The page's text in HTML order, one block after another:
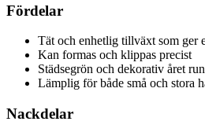
Fördelar
Tät och enhetlig tillväxt som ger
Kan formas och klippas precist
Städsegrön och dekorativ året
Lämplig för både små och stora
Nackdelar